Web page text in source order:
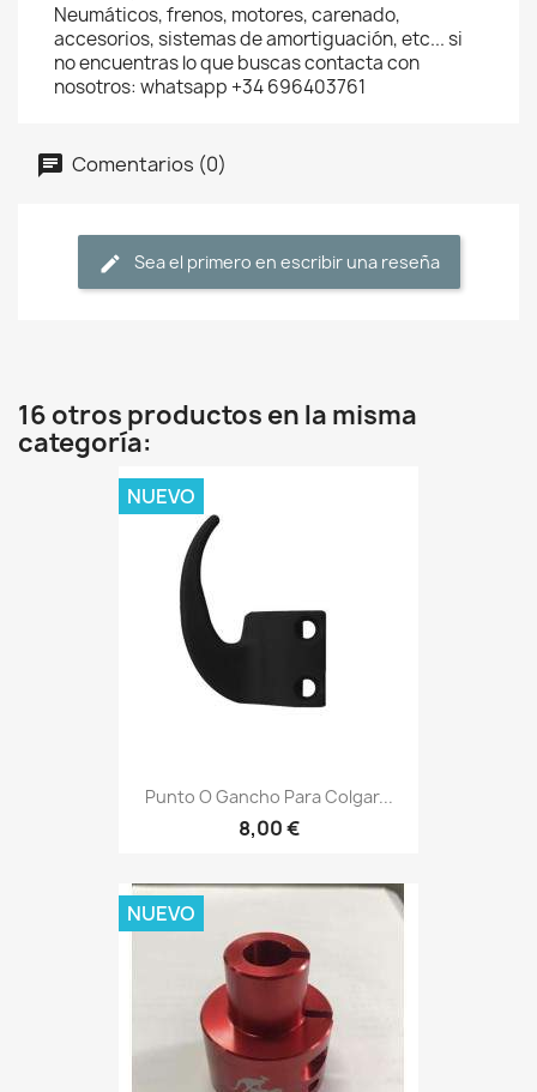
Neumáticos, frenos, motores, carenado,
accesorios, sistemas de amortiguación, etc... si
no encuentras lo que buscas contacta con
nosotros: whatsapp +34 696403761
Comentarios (0)
Sea el primero en escribir una reseña
16 otros productos en la misma
categoría:
Punto O Gancho Para Colgar...
8,00 €
NUEVO
NUEVO